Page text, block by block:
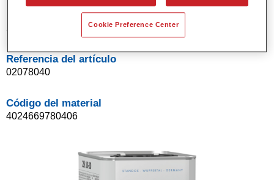
Product Variant
5LT
Referencia del artículo
02078040
Código del material
4024669780406
Cookie Preference Center